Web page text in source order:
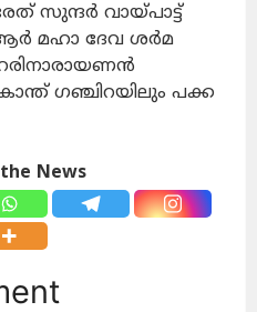
സുന്ദർ വായ്പാട്ട്
മഹാ ദേവ ശർമ
ഗഞ്ചിറയിലും പക്ക
News